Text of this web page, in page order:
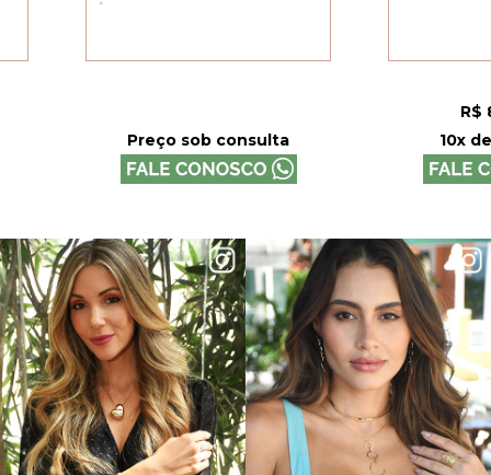
Preço sob consulta
R$
10x de R$